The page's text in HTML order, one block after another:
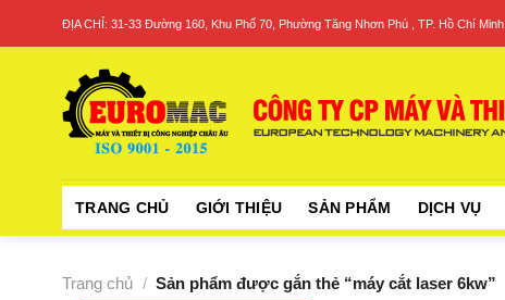
ĐỊA CHỈ: 31-33 Đường 160, Khu Phố 70, Phường Tăng Nhơn Phú , TP. Hồ Chí Minh.
TRANG CHỦ GIỚI THIỆU SẢN PHẨM DỊCH VỤ
Trang chủ / Sản phẩm được gắn thẻ “máy cắt laser 6kw”